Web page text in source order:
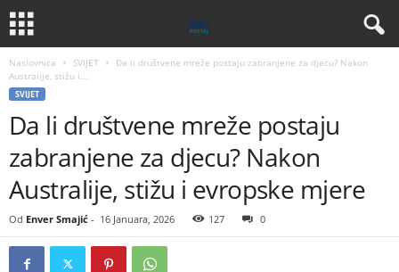
Naslovnica SVIJET
Da li društvene mreže postaju zabranjene za djecu? Nakon
Australije, stižu i...
SVIJET
Da li društvene mreže postaju
zabranjene za djecu? Nakon
Australije, stižu i evropske mjere
Od Enver Smajić - 16 Januara, 2026 127 0